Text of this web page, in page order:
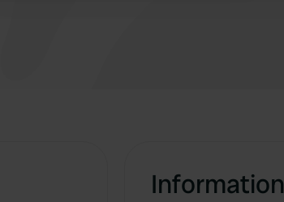
Information